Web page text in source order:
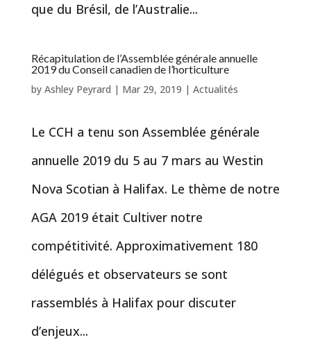
que du Brésil, de l’Australie...
Récapitulation de l’Assemblée générale annuelle
2019 du Conseil canadien de l’horticulture
by Ashley Peyrard | Mar 29, 2019 | Actualités
Le CCH a tenu son Assemblée générale
annuelle 2019 du 5 au 7 mars au Westin
Nova Scotian à Halifax. Le thème de notre
AGA 2019 était Cultiver notre
compétitivité. Approximativement 180
délégués et observateurs se sont
rassemblés à Halifax pour discuter
d’enjeux...